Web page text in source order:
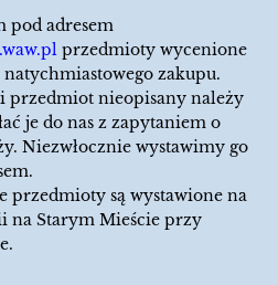
pod adresem
przedmioty wycenione
zakupu.
przedmiot nieopisany należy
je do nas z zapytaniem o
Niezwłocznie wystawimy go
przedmioty są wystawione na
na Starym Mieście przy